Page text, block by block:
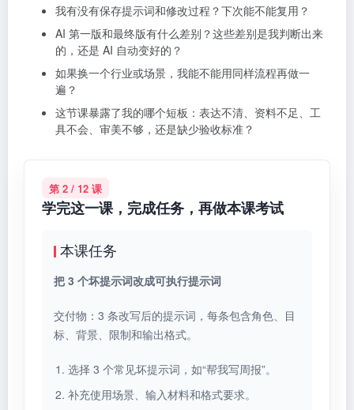
我有没有保存提示词和修改过程？下次能不能复用？
AI 第一版和最终版有什么差别？这些差别是我判断出来
的，还是 AI 自动变好的？
如果换一个行业或场景，我能不能用同样流程再做一
遍？
这节课暴露了我的哪个短板：表达不清、资料不足、工
具不会、审美不够，还是缺少验收标准？
第 2 / 12 课
学完这一课，完成任务，再做本课考试
本课任务
把 3 个坏提示词改成可执行提示词
交付物：3 条改写后的提示词，每条包含角色、目
标、背景、限制和输出格式。
选择 3 个常见坏提示词，如“帮我写周报”。
补充使用场景、输入材料和格式要求。